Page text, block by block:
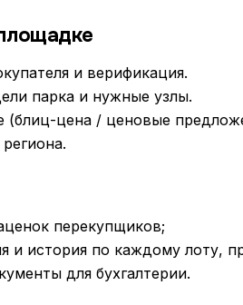
и верификация.
парка и нужные узлы.
(блиц-цена / ценовые
перекупщиков;
и история по каждому лоту,
для бухгалтерии.